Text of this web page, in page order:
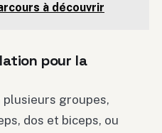
à découvrir
pour la
plusieurs groupes,
dos et biceps, ou